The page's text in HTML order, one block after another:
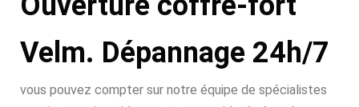
Velm. Dépannage 24h/7
vous pouvez compter sur notre équipe de spécialistes